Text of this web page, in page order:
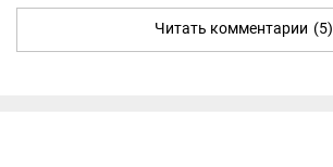
Читать комментарии (5)